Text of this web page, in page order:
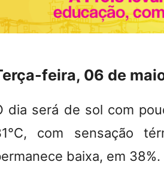
feira, 06 de
dia será de sol com
com sensação
baixa, em